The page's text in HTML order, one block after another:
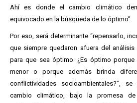
Ahí es donde el cambio climático
equivocado en la búsqueda de lo óptimo”.
Por eso, será determinante “repensarlo,
que siempre quedaron afuera del
para que sea óptimo. ¿Es óptimo
menor o porque además brinda
conflictividades socioambientales?”,
cambio climático, bajo la promesa